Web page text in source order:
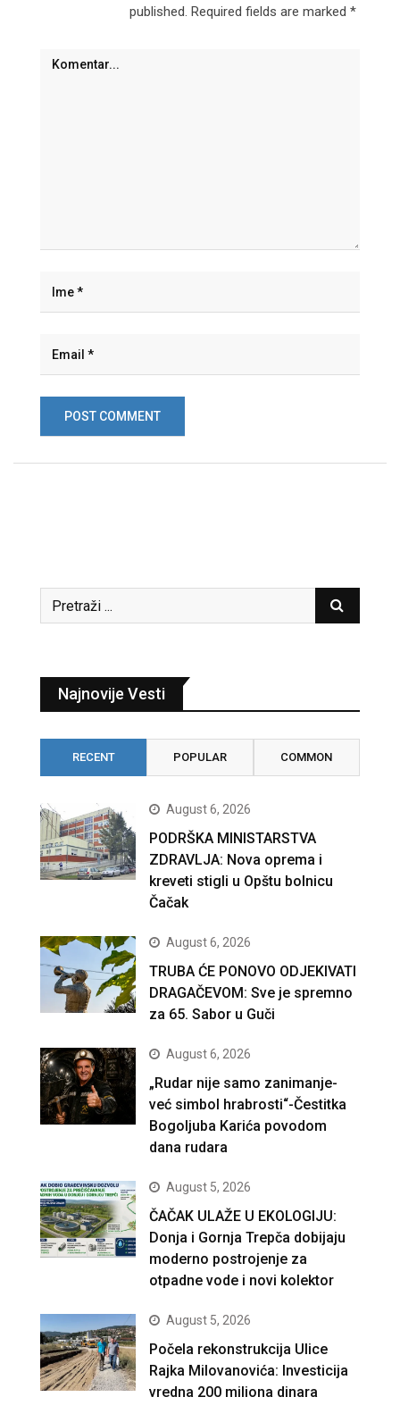
published. Required fields are marked *
Najnovije Vesti
RECENT POPULAR COMMON
August 6, 2026
PODRŠKA MINISTARSTVA
ZDRAVLJA: Nova oprema i
kreveti stigli u Opštu bolnicu
Čačak
August 6, 2026
TRUBA ĆE PONOVO ODJEKIVATI
DRAGAČEVOM: Sve je spremno
za 65. Sabor u Guči
August 6, 2026
„Rudar nije samo zanimanje-
već simbol hrabrosti“-Čestitka
Bogoljuba Karića povodom
dana rudara
August 5, 2026
ČAČAK ULAŽE U EKOLOGIJU:
Donja i Gornja Trepča dobijaju
moderno postrojenje za
otpadne vode i novi kolektor
August 5, 2026
Počela rekonstrukcija Ulice
Rajka Milovanovića: Investicija
vredna 200 miliona dinara